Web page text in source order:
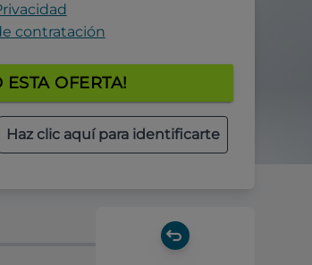
contratación
ESTA OFERTA!
Haz clic aquí para identificarte